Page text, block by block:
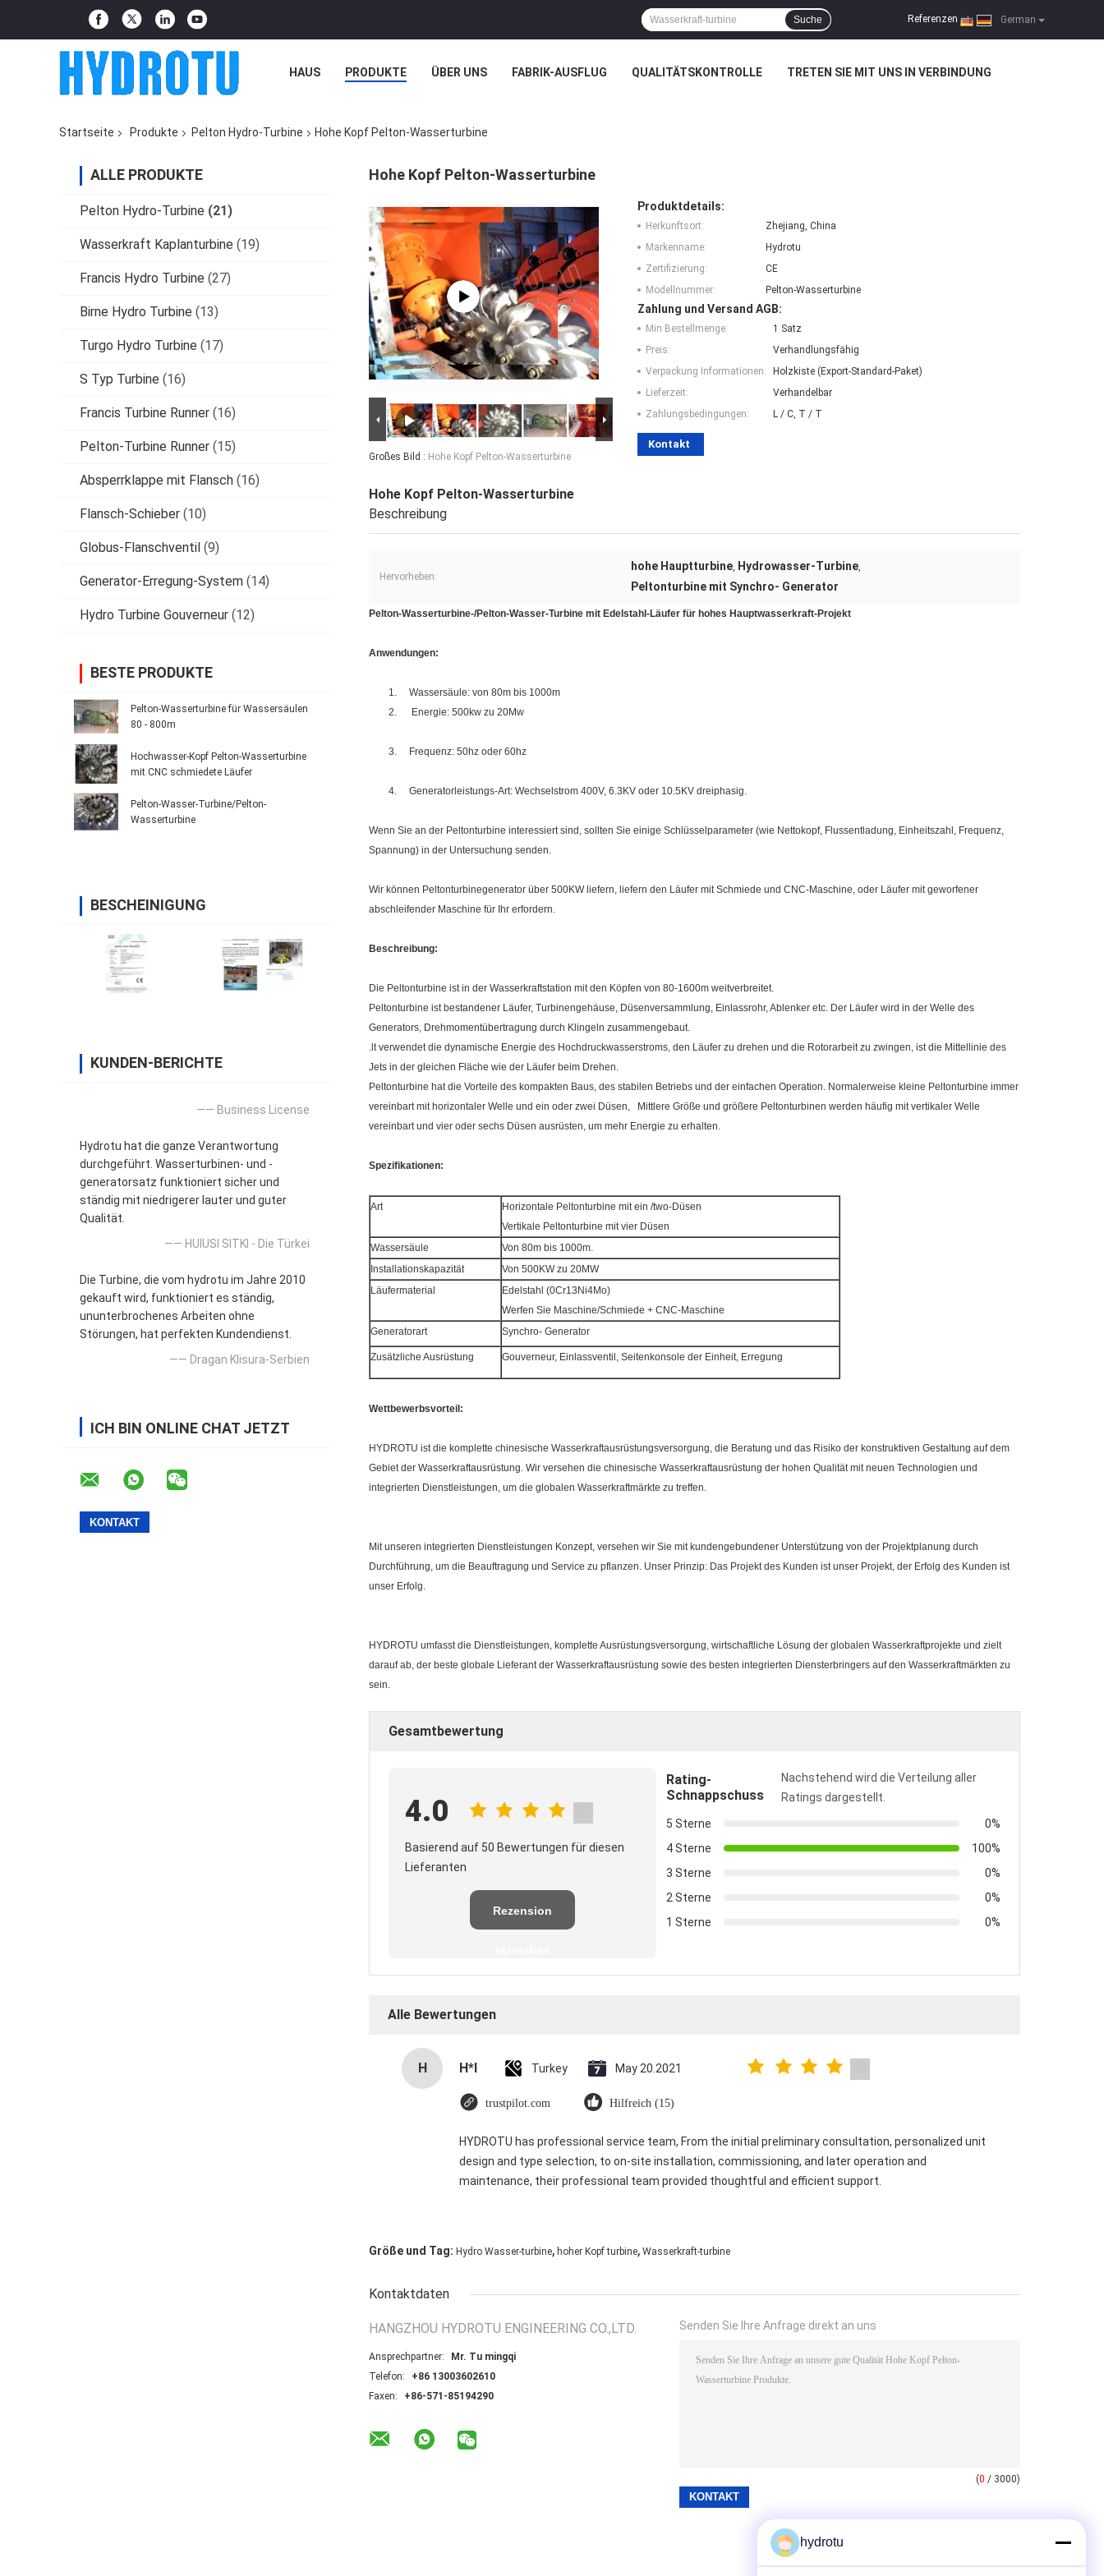
German
Referenzen |
Suche
HAUS PRODUKTE ÜBER UNS FABRIK-AUSFLUG QUALITÄTSKONTROLLE TRETEN SIE MIT UNS IN VERBINDUNG
Startseite
Produkte Pelton Hydro-Turbine Hohe Kopf Pelton-Wasserturbine
ALLE PRODUKTE
Pelton Hydro-Turbine (21)
Wasserkraft Kaplanturbine (19)
Francis Hydro Turbine (27)
Birne Hydro Turbine (13)
Turgo Hydro Turbine (17)
S Typ Turbine (16)
Francis Turbine Runner (16)
Pelton-Turbine Runner (15)
Absperrklappe mit Flansch (16)
Flansch-Schieber (10)
Globus-Flanschventil (9)
Generator-Erregung-System (14)
Hydro Turbine Gouverneur (12)
BESTE PRODUKTE
Pelton-Wasserturbine für Wassersäulen
80 - 800m
Hochwasser-Kopf Pelton-Wasserturbine
mit CNC schmiedete Läufer
Pelton-Wasser-Turbine/Pelton-
Wasserturbine
BESCHEINIGUNG
KUNDEN-BERICHTE
—— Business License
Hydrotu hat die ganze Verantwortung
durchgeführt. Wasserturbinen- und -
generatorsatz funktioniert sicher und
ständig mit niedrigerer lauter und guter
Qualität.
—— HUlUSI SITKI - Die Türkei
Die Turbine, die vom hydrotu im Jahre 2010
gekauft wird, funktioniert es ständig,
ununterbrochenes Arbeiten ohne
Störungen, hat perfekten Kundendienst.
—— Dragan Klisura-Serbien
ICH BIN ONLINE CHAT JETZT
Hohe Kopf Pelton-Wasserturbine
Großes Bild : Hohe Kopf Pelton-Wasserturbine
Produktdetails:
Herkunftsort:
Zhejiang, China
Markenname:
Hydrotu
Zertifizierung:
CE
Modellnummer:
Pelton-Wasserturbine
Zahlung und Versand AGB:
Min Bestellmenge:
1 Satz
Preis:
Verhandlungsfähig
Verpackung Informationen:
Holzkiste (Export-Standard-Paket)
Lieferzeit:
Verhandelbar
Zahlungsbedingungen:
L / C, T / T
Kontakt
Hohe Kopf Pelton-Wasserturbine
Beschreibung
Hervorheben:
hohe Hauptturbine, Hydrowasser-Turbine,
Peltonturbine mit Synchro- Generator
Pelton-Wasserturbine-/Pelton-Wasser-Turbine mit Edelstahl-Läufer für hohes Hauptwasserkraft-Projekt
Anwendungen:
1. Wassersäule: von 80m bis 1000m
2. Energie: 500kw zu 20Mw
3. Frequenz: 50hz oder 60hz
4. Generatorleistungs-Art: Wechselstrom 400V, 6.3KV oder 10.5KV dreiphasig.
Wenn Sie an der Peltonturbine interessiert sind, sollten Sie einige Schlüsselparameter (wie Nettokopf, Flussentladung, Einheitszahl, Frequenz,
Spannung) in der Untersuchung senden.
Wir können Peltonturbinegenerator über 500KW liefern, liefern den Läufer mitSchmiede und CNC-Maschine, oder Läufer mit geworfener
abschleifender Maschine für Ihr erfordern.
Beschreibung:
Die Peltonturbine ist in der Wasserkraftstation mit den Köpfen von 80-1600m weitverbreitet.
Peltonturbine ist bestandener Läufer, Turbinengehäuse, Düsenversammlung, Einlassrohr, Ablenker etc. Der Läufer wird in der Welle des
Generators, Drehmomentübertragung durch Klingeln zusammengebaut.
.lt verwendet die dynamische Energie des Hochdruckwasserstroms, den Läufer zu drehen und die Rotorarbeit zu zwingen, ist die Mittellinie des
Jets in der gleichen Fläche wie der Läufer beim Drehen.
Peltonturbine hat die Vorteile des kompakten Baus, des stabilen Betriebs und der einfachen Operation. Normalerweise kleine Peltonturbine immer
vereinbart mit horizontaler Welle und ein oder zwei Düsen, Mittlere Größe und größere Peltonturbinen werden häufig mit vertikaler Welle
vereinbart und vier oder sechs Düsen ausrüsten, um mehr Energie zu erhalten.
Spezifikationen:
Art
Horizontale Peltonturbine mit ein /two-Düsen
Vertikale Peltonturbine mit vier Düsen
Wassersäule
Von 80m bis 1000m.
Installationskapazität
Von 500KW zu 20MW
Läufermaterial
Edelstahl (0Cr13Ni4Mo)
Werfen Sie Maschine/Schmiede + CNC-Maschine
Generatorart
Synchro- Generator
Zusätzliche Ausrüstung Gouverneur, Einlassventil, Seitenkonsole der Einheit, Erregung
Wettbewerbsvorteil:
HYDROTU ist die komplette chinesische Wasserkraftausrüstungsversorgung, die Beratung und das Risiko der konstruktiven Gestaltung auf dem
Gebiet der Wasserkraftausrüstung. Wir versehen die chinesische Wasserkraftausrüstung der hohen Qualität mit neuen Technologien und
integrierten Dienstleistungen, um die globalen Wasserkraftmärkte zu treffen.
Mit unseren integrierten Dienstleistungen Konzept, versehen wir Sie mit kundengebundener Unterstützung von der Projektplanung durch
Durchführung, um die Beauftragung und Service zu pflanzen. Unser Prinzip: Das Projekt des Kunden ist unser Projekt, der Erfolg des Kunden ist
unser Erfolg.
HYDROTU umfasst die Dienstleistungen, komplette Ausrüstungsversorgung, wirtschaftliche Lösung der globalen Wasserkraftprojekte und zielt
darauf ab, der beste globale Lieferant der Wasserkraftausrüstung sowie des besten integrierten Diensterbringers auf den Wasserkraftmärkten zu
sein.
Gesamtbewertung
4.0
Basierend auf 50 Bewertungen für diesen
Lieferanten
Rezension
Rating-
Schnappschuss
Nachstehend wird die Verteilung aller
Ratings dargestellt.
5 Sterne
0%
4 Sterne
100%
3 Sterne
0%
2 Sterne
0%
1 Sterne
0%
Alle Bewertungen
H H*I Turkey May 20.2021
trustpilot.com Hilfreich (15)
HYDROTU has professional service team, From the initial preliminary consultation, personalized unit
design and type selection, to on-site installation, commissioning, and later operation and
maintenance, their professional team provided thoughtful and efficient support.
Größe und Tag: Hydro Wasser-turbine, hoher Kopf turbine, Wasserkraft-turbine
Kontaktdaten
HANGZHOU HYDROTU ENGINEERING CO.,LTD.
Ansprechpartner:
Mr. Tu mingqi
Telefon:
+86 13003602610
Faxen:
+86-571-85194290
Senden Sie Ihre Anfrage direkt an uns
(0 / 3000)
hydrotu